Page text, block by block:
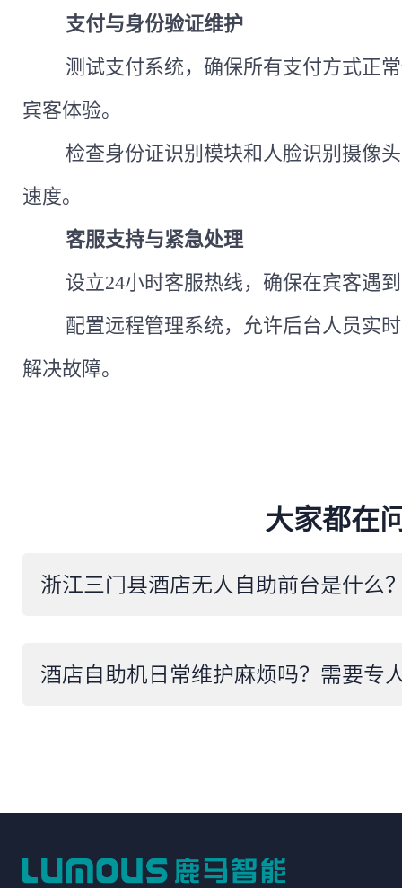
支付与身份验证维护
测试支付系统，确保所有支付方式正
宾客体验。
检查身份证识别模块和人脸识别摄像
速度。
客服支持与紧急处理
设立24小时客服热线，确保在宾客遇
配置远程管理系统，允许后台人员实
解决故障。
大家都在
酒店自助机日常维护麻烦吗？需要专